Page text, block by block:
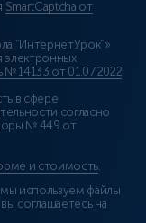
SmartCaptcha от
“ИнтернетУрок”»
электронных
№ 14133 от 01.07.2022
в сфере
согласно
№ 449 от
и стоимость.
используем файлы
соглашаетесь на